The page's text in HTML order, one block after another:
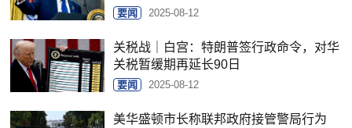
要闻 2025-08-12
关税战｜白宫：特朗普签行政命令，对华
关税暂缓期再延长90日
要闻 2025-08-12
美华盛顿市长称联邦政府接管警局行为